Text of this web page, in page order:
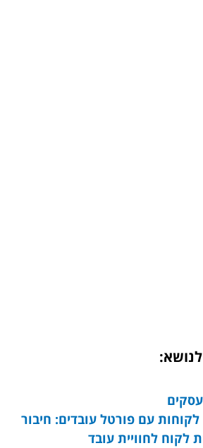
לקוחות עם פורטל עובדים: חיבור
לקוח לחוויית עובד